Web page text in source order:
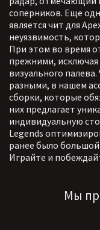
соперников. Еще
является чит для
неуязвимость,
При этом во время
прежними,
визуального
разными, в нашем
сборки, которые
них предлагает
индивидуальную
Legends
ранее было
Играйте и
Мы